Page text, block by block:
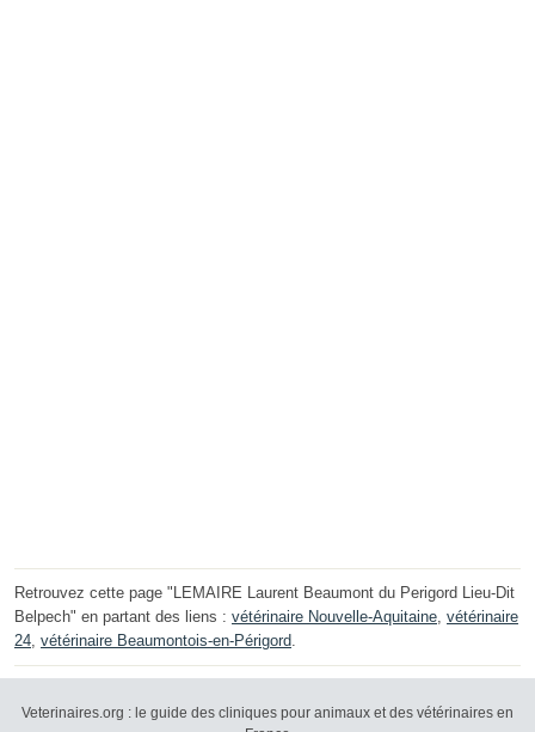
Retrouvez cette page "LEMAIRE Laurent Beaumont du Perigord Lieu-Dit
Belpech" en partant des liens : vétérinaire Nouvelle-Aquitaine, vétérinaire
24, vétérinaire Beaumontois-en-Périgord.
Veterinaires.org : le guide des cliniques pour animaux et des vétérinaires en